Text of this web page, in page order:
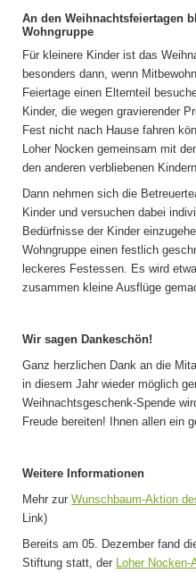
An den Weihnachtsfeiertagen
Wohngruppe
Für kleinere Kinder ist das
besonders dann, wenn
Feiertage einen Elternteil
Kinder, die wegen gravierender
Fest nicht nach Hause fahren
Loher Nocken gemeinsam mit
den anderen verbliebenen Kindern.
Dann nehmen sich die
Kinder und versuchen dabei
Bedürfnisse der Kinder
Wohngruppe einen festlich
leckeres Festessen. Es wird
zusammen kleine Ausflüge
Wir sagen Dankeschön!
Ganz herzlichen Dank an die
in diesem Jahr wieder möglich
Weihnachtsgeschenk-Spende
Freude bereiten! Ihnen allen ein
Weitere Informationen
Mehr zur Wunschbaum-Aktion
Link)
Bereits am 05. Dezember fand
Stiftung statt, der Loher Nocken-